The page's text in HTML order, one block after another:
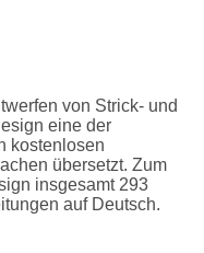
von Strick- und
eine der
kostenlosen
übersetzt. Zum
insgesamt 293
auf Deutsch.